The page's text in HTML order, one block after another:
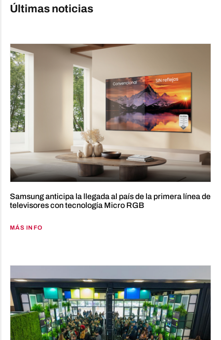
Últimas noticias
Samsung anticipa la llegada al país de la primera línea de
televisores con tecnología Micro RGB
MÁS INFO